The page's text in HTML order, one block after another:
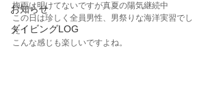
お知らせ
ダイビングLOG
梅雨は明けてないですが真夏の陽気継続中
この日は珍しく全員男性、男祭りな海洋実習でし
た！
こんな感じも楽しいですよね。